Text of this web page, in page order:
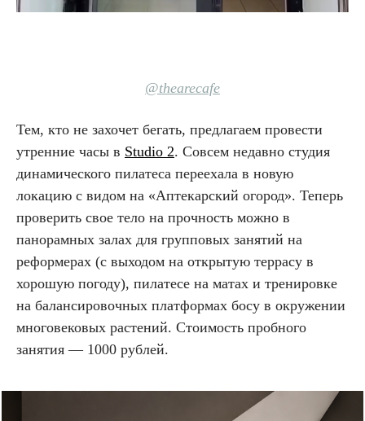
@thearecafe
Тем, кто не захочет бегать, предлагаем провести
утренние часы в Studio 2. Совсем недавно студия
динамического пилатеса переехала в новую
локацию с видом на «Аптекарский огород». Теперь
проверить свое тело на прочность можно в
панорамных залах для групповых занятий на
реформерах (с выходом на открытую террасу в
хорошую погоду), пилатесе на матах и тренировке
на балансировочных платформах босу в окружении
многовековых растений. Стоимость пробного
занятия — 1000 рублей.